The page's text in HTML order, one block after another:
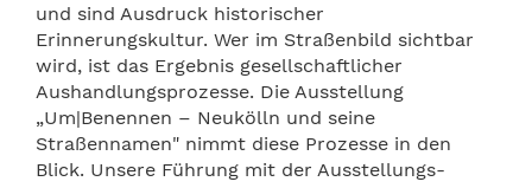
und sind Ausdruck historischer
Erinnerungskultur. Wer im Straßenbild sichtbar
wird, ist das Ergebnis gesellschaftlicher
Aushandlungsprozesse. Die Ausstellung
„Um|Benennen – Neukölln und seine
Straßennamen" nimmt diese Prozesse in den
Blick. Unsere Führung mit der Ausstellungs-